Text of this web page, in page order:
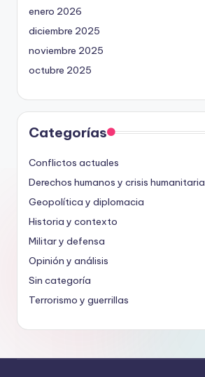
enero 2026
diciembre 2025
noviembre 2025
octubre 2025
Categorías
Conflictos actuales
Derechos humanos y crisis humanitaria
Geopolítica y diplomacia
Historia y contexto
Militar y defensa
Opinión y análisis
Sin categoría
Terrorismo y guerrillas